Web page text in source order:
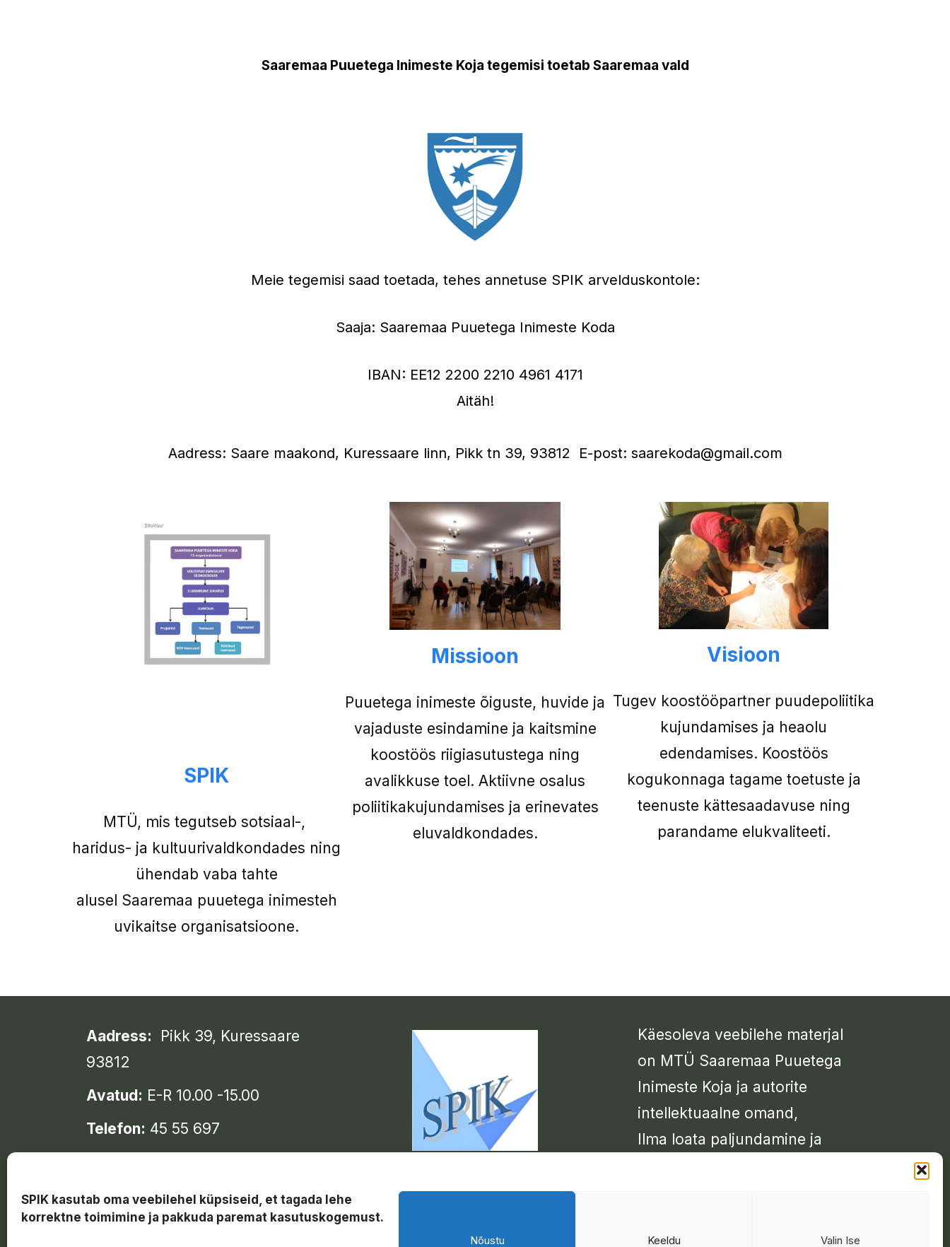
SPIK kasutab oma veebilehel küpsiseid, et tagada lehe
korrektne toimimine ja pakkuda paremat kasutuskogemust.
Nõustu Keeldu Valin Ise
Saaremaa Puuetega Inimeste Koja tegemisi toetab Saaremaa vald
Meie tegemisi saad toetada, tehes annetuse SPIK arvelduskontole:
Saaja: Saaremaa Puuetega Inimeste Koda
IBAN: EE12 2200 2210 4961 4171
Aitäh!
Aadress: Saare maakond, Kuressaare linn, Pikk tn 39, 93812 E-post: saarekoda@gmail.com
SPIK
MTÜ, mis tegutseb sotsiaal-,
haridus- ja kultuurivaldkondades ning
ühendab vaba tahte
alusel Saaremaa puuetega inimesteh
uvikaitse organisatsioone.
Missioon
Puuetega inimeste õiguste, huvide ja
vajaduste esindamine ja kaitsmine
koostöös riigiasutustega ning
avalikkuse toel. Aktiivne osalus
poliitikakujundamises ja erinevates
eluvaldkondades.
Visioon
Tugev koostööpartner puudepoliitika
kujundamises ja heaolu
edendamises. Koostöös
kogukonnaga tagame toetuste ja
teenuste kättesaadavuse ning
parandame elukvaliteeti.
Aadress: Pikk 39, Kuressaare
93812
Avatud: E-R 10.00 -15.00
Telefon: 45 55 697
Käesoleva veebilehe materjal
on MTÜ Saaremaa Puuetega
Inimeste Koja ja autorite
intellektuaalne omand,
Ilma loata paljundamine ja